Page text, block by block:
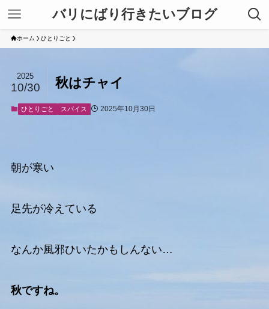
バリにばり行きたいブログ
ホーム ひとりごと
秋はチャイ
2025
10/30
ひとりごと スパイス 2025年10月30日
朝が寒い
足先が冷えている
なんか風邪ひいたかもしんない…
秋ですね。